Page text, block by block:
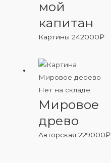
мой
капитан
Картины242000₽
Нет на складе
Мировое
древо
Авторская229000₽